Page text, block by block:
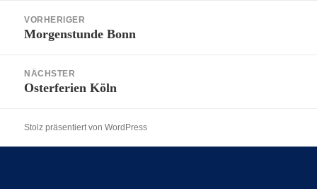
VORHERIGER
Vorheriger
Morgenstunde Bonn
NÄCHSTER
Nächster
Osterferien Köln
Stolz präsentiert von WordPress